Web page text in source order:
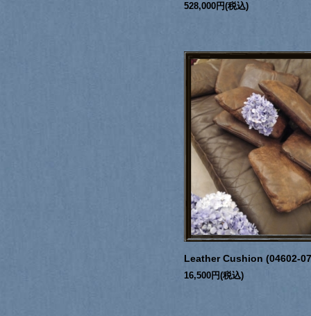
528,000円(税込)
Leather Cushion (04602-
16,500円(税込)